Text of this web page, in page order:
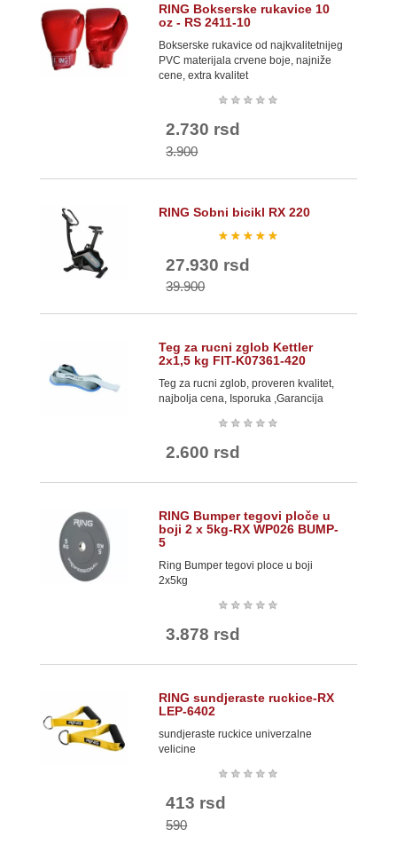
RING Bokserske rukavice 10
oz - RS 2411-10
Bokserske rukavice od najkvalitetnijeg
PVC materijala crvene boje, najniže
cene, extra kvalitet
★ ★ ★ ★ ★
2.730 rsd
3.900
RING Sobni bicikl RX 220
★ ★ ★ ★ ★
27.930 rsd
39.900
Teg za rucni zglob Kettler
2x1,5 kg FIT-K07361-420
Teg za rucni zglob, proveren kvalitet,
najbolja cena, Isporuka ,Garancija
★ ★ ★ ★ ★
2.600 rsd
RING Bumper tegovi ploče u
boji 2 x 5kg-RX WP026 BUMP-
5
Ring Bumper tegovi ploce u boji
2x5kg
★ ★ ★ ★ ★
3.878 rsd
RING sundjeraste ruckice-RX
LEP-6402
sundjeraste ruckice univerzalne
velicine
★ ★ ★ ★ ★
413 rsd
590